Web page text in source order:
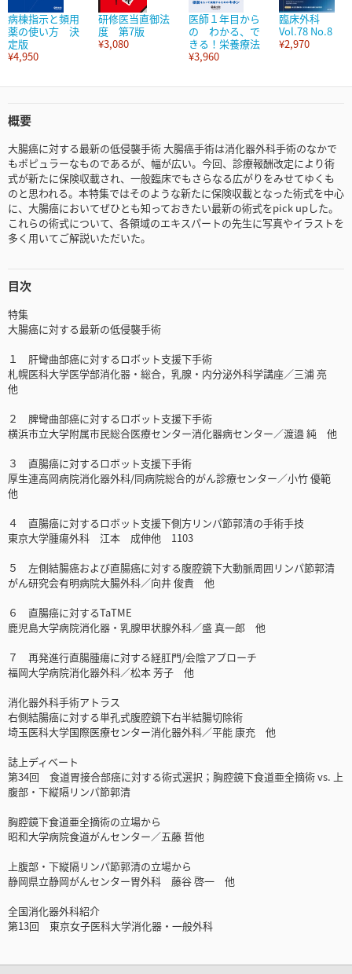
病棟指示と頻用
薬の使い方 決
定版
¥4,950
研修医当直御法
度 第7版
¥3,080
医師１年目から
の わかる、で
きる！栄養療法
¥3,960
臨床外科
Vol.78 No.8
¥2,970
概要
大腸癌に対する最新の低侵襲手術 大腸癌手術は消化器外科手術のなかで
もポピュラーなものであるが、幅が広い。今回、診療報酬改定により術
式が新たに保険収載され、一般臨床でもさらなる広がりをみせてゆくも
のと思われる。本特集ではそのような新たに保険収載となった術式を中心
に、大腸癌においてぜひとも知っておきたい最新の術式をpick upした。
これらの術式について、各領域のエキスパートの先生に写真やイラストを
多く用いてご解説いただいた。
目次
特集
大腸癌に対する最新の低侵襲手術
１ 肝彎曲部癌に対するロボット支援下手術
札幌医科大学医学部消化器・総合，乳腺・内分泌外科学講座／三浦 亮
他
２ 脾彎曲部癌に対するロボット支援下手術
横浜市立大学附属市民総合医療センター消化器病センター／渡邉 純 他
３ 直腸癌に対するロボット支援下手術
厚生連高岡病院消化器外科/同病院総合的がん診療センター／小竹 優範
他
４ 直腸癌に対するロボット支援下側方リンパ節郭清の手術手技
東京大学腫瘍外科 江本 成伸他 1103
５ 左側結腸癌および直腸癌に対する腹腔鏡下大動脈周囲リンパ節郭清
がん研究会有明病院大腸外科／向井 俊貴 他
６ 直腸癌に対するTaTME
鹿児島大学病院消化器・乳腺甲状腺外科／盛 真一郎 他
７ 再発進行直腸腫瘍に対する経肛門/会陰アプローチ
福岡大学病院消化器外科／松本 芳子 他
消化器外科手術アトラス
右側結腸癌に対する単孔式腹腔鏡下右半結腸切除術
埼玉医科大学国際医療センター消化器外科／平能 康充 他
誌上ディベート
第34回 食道胃接合部癌に対する術式選択；胸腔鏡下食道亜全摘術 vs. 上
腹部・下縦隔リンパ節郭清
胸腔鏡下食道亜全摘術の立場から
昭和大学病院食道がんセンター／五藤 哲他
上腹部・下縦隔リンパ節郭清の立場から
静岡県立静岡がんセンター胃外科 藤谷 啓一 他
全国消化器外科紹介
第13回 東京女子医科大学消化器・一般外科